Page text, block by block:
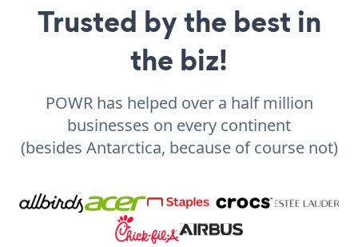
Trusted by the best in
the biz!
POWR has helped over a half million
businesses on every continent
(besides Antarctica, because of course not)